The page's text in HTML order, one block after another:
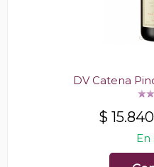
DV Catena
$ 15.840
En